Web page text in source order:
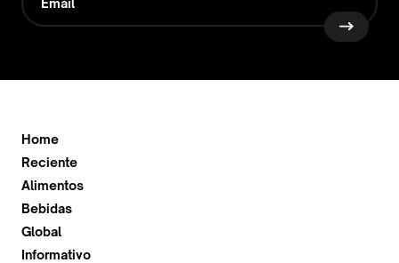
Home
Reciente
Alimentos
Bebidas
Global
Informativo